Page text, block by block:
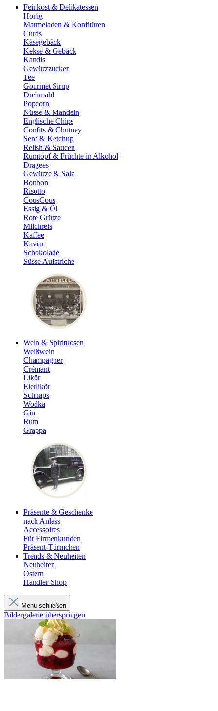
Feinkost & Delikatessen
Honig
Marmeladen & Konfitüren
Curds
Käsegebäck
Kekse & Gebäck
Kandis
Gewürzzucker
Tee
Gourmet Sirup
Drehmahl
Popcorn
Nüsse & Mandeln
Englische Chips
Confits & Chutney
Senf & Ketchup
Relish & Saucen
Rumtopf & Früchte in Alkohol
Dragees
Gewürze & Salz
Bonbon
Risotto
CousCous
Essig & Öl
Rote Grütze
Milchreis
Kaffee
Kaviar
Schokolade
Süsse Aufstriche
Wein & Spirituosen
Weißwein
Champagner
Crémant
Likör
Eierlikör
Schnaps
Wodka
Gin
Rum
Grappa
Präsente & Geschenke
nach Anlass
Accessoires
Für Firmenkunden
Präsent-Türmchen
Trends & Neuheiten
Neuheiten
Ostern
Händler-Shop
Menü schließen
Bildergalerie überspringen